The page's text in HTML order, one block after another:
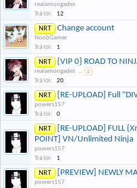
realamongades
Trả lời:
12
NRT Change account
NoobGamer
Trả lời:
1
NRT {VIP 0} ROAD TO
realamongades ... 2
Trả lời: 20
NRT [RE-UPLOAD] Full
powers157
Trả lời:
0
NRT
[RE-UPLOAD] FULL
POINT] VN/Unlimited Ninja
powers157
Trả lời:
1
NRT [PREVIEW] NEWLY
powers157